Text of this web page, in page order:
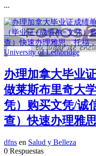
...
办理加拿大毕业
做莱斯布里奇大
凭）购买文凭/诚
查）快速办理雅
dfns en Salud y Belleza
0 Respuestas